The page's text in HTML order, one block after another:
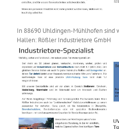
In 88690 Uhldingen-Mühlhofen sind
Hallen: Rößler Industrietore GmbH